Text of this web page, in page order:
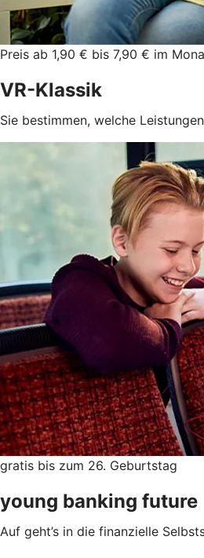
Preis ab 1,90 € bis 7,90 € im
VR-Klassik
Sie bestimmen, welche
gratis bis zum 26. Geburtstag
young banking future
Auf geht’s in die finanzielle